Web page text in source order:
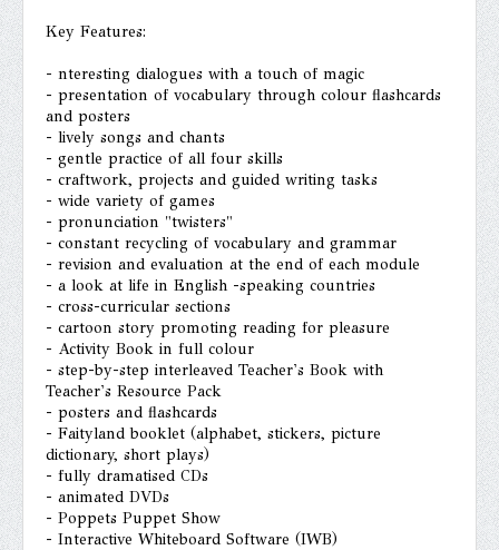
Key Features:
- nteresting dialogues with a touch of magic
- presentation of vocabulary through colour flashcards
and posters
- lively songs and chants
- gentle practice of all four skills
- craftwork, projects and guided writing tasks
- wide variety of games
- pronunciation "twisters"
- constant recycling of vocabulary and grammar
- revision and evaluation at the end of each module
- a look at life in English -speaking countries
- cross-curricular sections
- cartoon story promoting reading for pleasure
- Activity Book in full colour
- step-by-step interleaved Teacher's Book with
Teacher's Resource Pack
- posters and flashcards
- Faityland booklet (alphabet, stickers, picture
dictionary, short plays)
- fully dramatised CDs
- animated DVDs
- Poppets Puppet Show
- Interactive Whiteboard Software (IWB)